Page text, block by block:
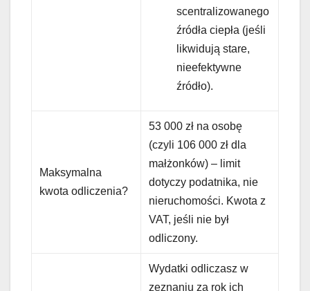
scentralizowanego
źródła ciepła (jeśli
likwidują stare,
nieefektywne
źródło).
Maksymalna
kwota odliczenia?
53 000 zł na osobę
(czyli 106 000 zł dla
małżonków) – limit
dotyczy podatnika, nie
nieruchomości. Kwota z
VAT, jeśli nie był
odliczony.
Wydatki odliczasz w
zeznaniu za rok ich